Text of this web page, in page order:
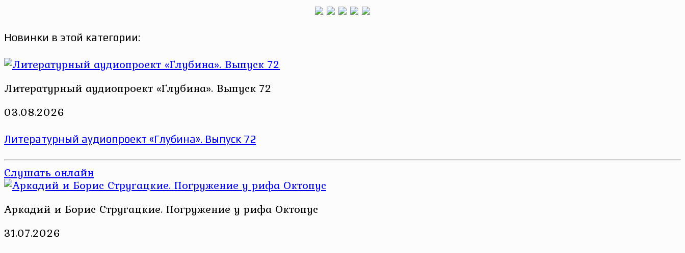
Новинки в этой категории:
Литературный аудиопроект «Глубина». Выпуск 72
03.08.2026
Литературный аудиопроект «Глубина». Выпуск 72
Слушать онлайн
Аркадий и Борис Стругацкие. Погружение у рифа Октопус
31.07.2026